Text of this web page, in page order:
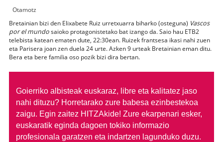
Otamotz
Bretainian bizi den Elixabete Ruiz urretxuarra biharko (osteguna) Vascos
por el mundosaioko protagonistetako bat izango da. Saio hau ETB2
telebista katean ematen dute, 22:30ean. Ruizek frantsesa ikasi nahi zuen
eta Parisera joan zen duela 24 urte. Azken 9 urteak Bretainian eman ditu.
Bera eta bere familia oso pozik bizi dira bertan.
Goierriko albisteak euskaraz, libre eta kalitatez jaso
nahi dituzu? Horretarako zure babesa ezinbestekoa
zaigu. Egin zaitez HITZAkide! Zure ekarpenari esker,
euskaratik eginda dagoen tokiko informazio
profesionala garatzen eta indartzen lagunduko duzu.